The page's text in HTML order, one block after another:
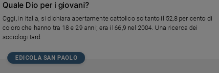
Quale Dio per i giovani?
Oggi, in Italia, si dichiara apertamente cattolico soltanto il 52,8 per cento di
coloro che hanno tra 18 e 29 anni; era il 66,9 nel 2004. Una ricerca dei
sociologi Iard.
EDICOLA SAN PAOLO